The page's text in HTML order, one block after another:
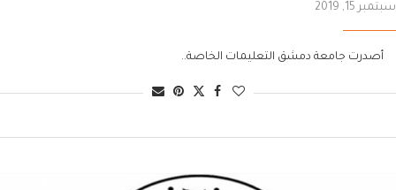
سبتمبر 15, 2019
أصدرت جامعة دمشق التعليمات الخاصة..